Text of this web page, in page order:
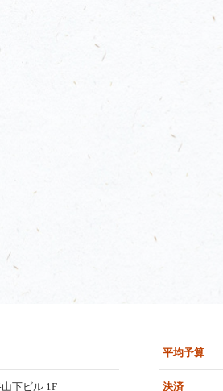
下ビル 1F
平均予算
決済